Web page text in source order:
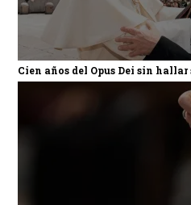
Cien años del Opus Dei sin